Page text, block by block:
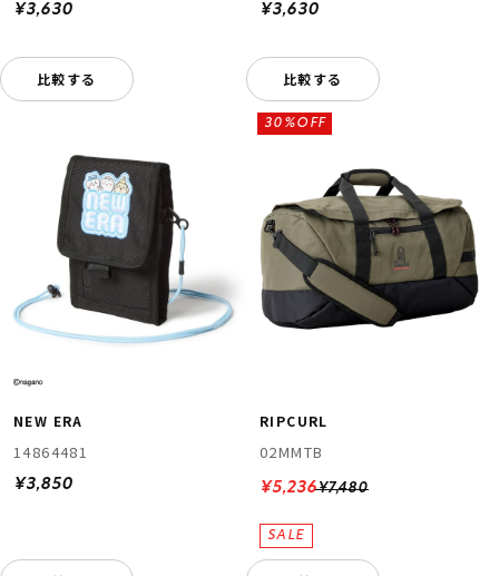
¥3,630
比較する
¥3,630
比較する
NEW ERA
14864481
¥3,850
RIPCURL
02MMTB
¥7,480
30%OFF
¥5,236